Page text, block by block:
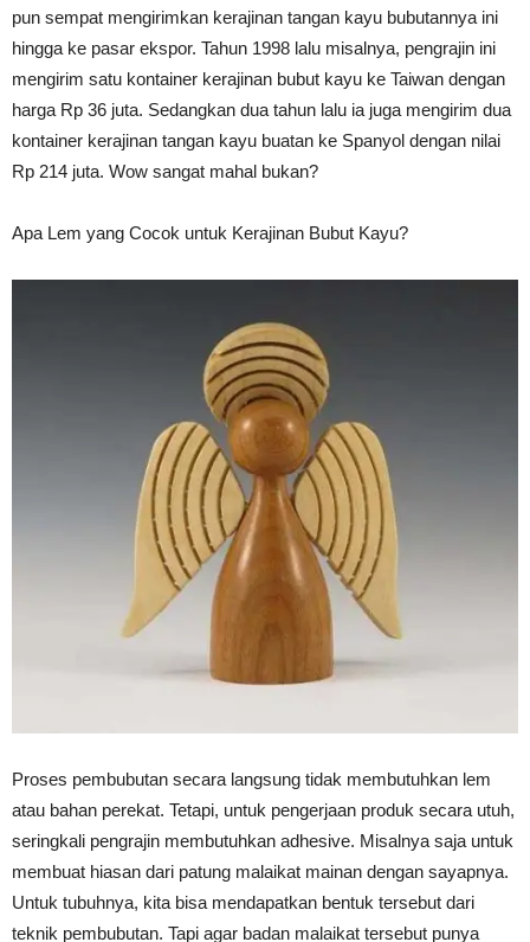
pun sempat mengirimkan kerajinan tangan kayu bubutannya ini
hingga ke pasar ekspor. Tahun 1998 lalu misalnya, pengrajin ini
mengirim satu kontainer kerajinan bubut kayu ke Taiwan dengan
harga Rp 36 juta. Sedangkan dua tahun lalu ia juga mengirim dua
kontainer kerajinan tangan kayu buatan ke Spanyol dengan nilai
Rp 214 juta. Wow sangat mahal bukan?
Apa Lem yang Cocok untuk Kerajinan Bubut Kayu?
Proses pembubutan secara langsung tidak membutuhkan lem
atau bahan perekat. Tetapi, untuk pengerjaan produk secara utuh,
seringkali pengrajin membutuhkan adhesive. Misalnya saja untuk
membuat hiasan dari patung malaikat mainan dengan sayapnya.
Untuk tubuhnya, kita bisa mendapatkan bentuk tersebut dari
teknik pembubutan. Tapi agar badan malaikat tersebut punya